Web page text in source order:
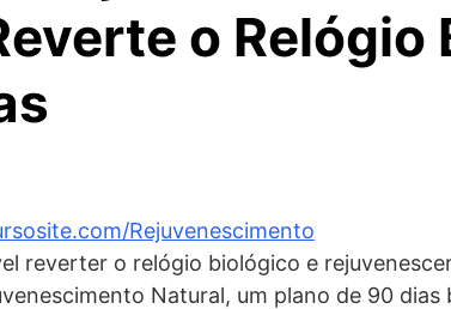
o Relógio
Rejuvenescimento
reverter o relógio biológico e
Natural, um plano de 90 dias